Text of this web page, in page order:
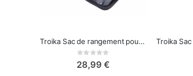
Troika Sac de rangement pour accessoires électroniques Gris
Rating:
28,99 €